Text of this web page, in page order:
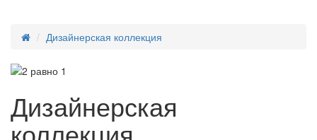
Дизайнерская коллекция
Дизайнерская